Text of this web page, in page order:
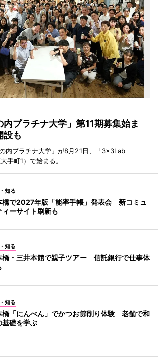
プラチナ大学」第11期募集始ま
も
内プラチナ大学」が8月21日、「3×3Lab
手町1）で始まる。
知る
橋で2027年版「能率手帳」発表会 新コミュ
ィーサイト刷新も
知る
橋・三井本館で親子ツアー 信託銀行で仕事体
知る
橋「にんべん」でかつお節削り体験 老舗で和
基礎を学ぶ